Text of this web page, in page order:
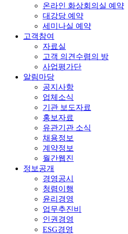
온라인 화상회의실 예약
대강당 예약
세미나실 예약
고객참여
자료실
고객 의견수렴의 방
사업평가단
알림마당
공지사항
업체소식
기관 보도자료
홍보자료
유관기관 소식
채용정보
계약정보
월간웹진
정보공개
경영공시
청렴이행
윤리경영
업무추진비
인권경영
ESG경영